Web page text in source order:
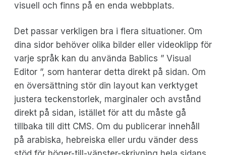
visuell och finns på en enda webbplats.
Det passar verkligen bra i flera situationer. Om
dina sidor behöver olika bilder eller videoklipp för
varje språk kan du använda Bablics ” Visual
Editor ”, som hanterar detta direkt på sidan. Om
en översättning stör din layout kan verktyget
justera teckenstorlek, marginaler och avstånd
direkt på sidan, istället för att du måste gå
tillbaka till ditt CMS. Om du publicerar innehåll
på arabiska, hebreiska eller urdu vänder dess